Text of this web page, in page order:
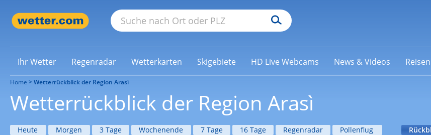
Ihr Wetter Regenradar Wetterkarten Skigebiete HD Live Webcams News & Videos
Home Wetterrückblick der Region Arasì
Wetterrückblick der Region Arasì
Heute Morgen 3 Tage Wochenende 7 Tage 16 Tage Regenradar Pollenflug